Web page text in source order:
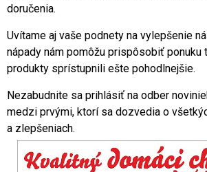
doručenia.
Uvítame aj vaše podnety na vylepšenie
nápady nám pomôžu prispôsobiť ponuku
produkty sprístupnili ešte pohodlnejšie.
Nezabudnite sa prihlásiť na odber
medzi prvými, ktorí sa dozvedia o
a zlepšeniach.